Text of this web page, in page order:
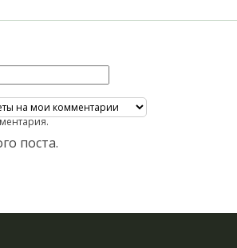
поста.